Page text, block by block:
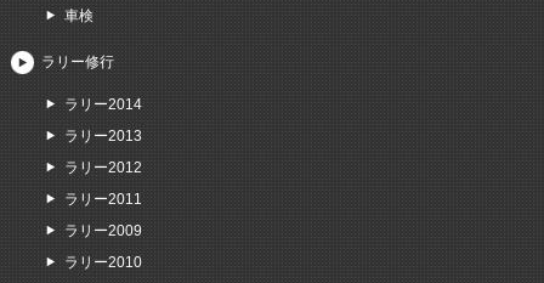
車検
ラリー修行
ラリー2014
ラリー2013
ラリー2012
ラリー2011
ラリー2009
ラリー2010